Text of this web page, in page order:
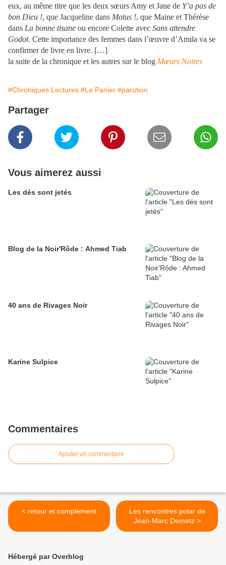
eux, au même titre que les deux sœurs Amy et Jane de Y’a pas de
bon Dieu !, que Jacqueline dans Motus !, que Maine et Thérèse
dans La bonne tisane ou encore Colette avec Sans attendre
Godot. Cette importance des femmes dans l’œuvre d’Amila va se
confirmer de livre en livre. […]
la suite de la chronique et les autres sur le blog Mœurs Noires
#Chroniques Lectures #Le Panier #parution
Partager
Vous aimerez aussi
Les dés sont jetés
Blog de la Noir'Rôde : Ahmed Tiab
40 ans de Rivages Noir
Karine Sulpice
Commentaires
Ajouter un commentaire
< retour et complément
Les rencontres polar de
Jean-Marc Demetz >
Hébergé par Overblog